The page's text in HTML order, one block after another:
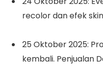
recolor dan efek
25 Oktober 2025:
kembali. Penjualan